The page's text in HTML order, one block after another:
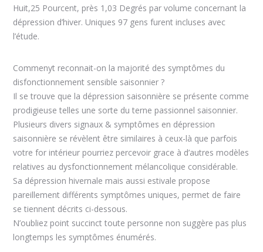
Huit,25 Pourcent, près 1,03 Degrés par volume concernant la
dépression d’hiver. Uniques 97 gens furent incluses avec
l’étude.
Commenyt reconnait-on la majorité des symptômes du
disfonctionnement sensible saisonnier ?
Il se trouve que la dépression saisonnière se présente comme
prodigieuse telles une sorte du terne passionnel saisonnier.
Plusieurs divers signaux & symptômes en dépression
saisonnière se révèlent être similaires à ceux-là que parfois
votre for intérieur pourriez percevoir grace à d’autres modèles
relatives au dysfonctionnement mélancolique considérable.
Sa dépression hivernale mais aussi estivale propose
pareillement différents symptômes uniques, permet de faire
se tiennent décrits ci-dessous.
N’oubliez point succinct toute personne non suggère pas plus
longtemps les symptômes énumérés.